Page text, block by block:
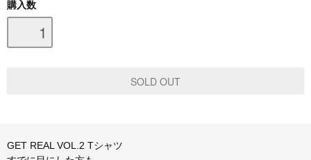
購入数
GET REAL VOL.2 Tシャツ